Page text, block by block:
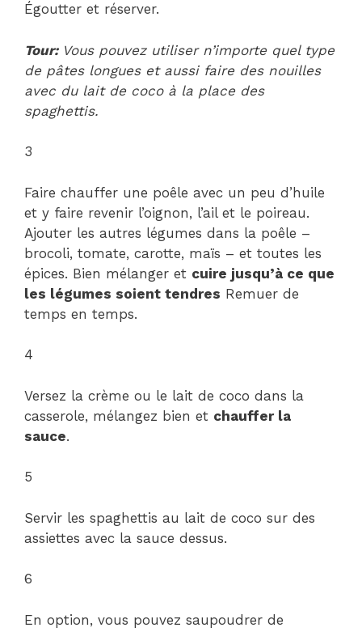
Égoutter et réserver.
Tour:Vous pouvez utiliser n’importe quel type
de pâtes longues et aussi faire des nouilles
avec du lait de coco à la place des
spaghettis.
3
Faire chauffer une poêle avec un peu d’huile
et y faire revenir l’oignon, l’ail et le poireau.
Ajouter les autres légumes dans la poêle –
brocoli, tomate, carotte, maïs – et toutes les
épices. Bien mélanger et cuire jusqu’à ce que
les légumes soient tendres Remuer de
temps en temps.
4
Versez la crème ou le lait de coco dans la
casserole, mélangez bien et chauffer la
sauce.
5
Servir les spaghettis au lait de coco sur des
assiettes avec la sauce dessus.
6
En option, vous pouvez saupoudrer de